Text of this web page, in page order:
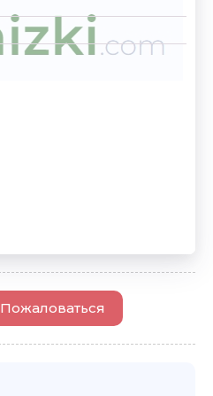
Пожаловаться